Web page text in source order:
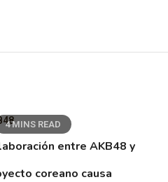
4 MINS READ
entre AKB48 y
coreano causa